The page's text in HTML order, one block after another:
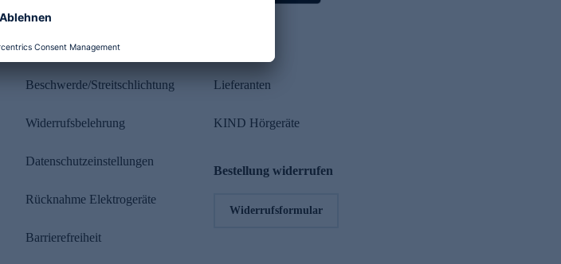
Rechtliches
Beschwerde/Streitschlichtung
Widerrufsbelehrung
Datenschutzeinstellungen
Rücknahme Elektrogeräte
Barrierefreiheit
Lieferanten
KIND Hörgeräte
Bestellung widerrufen
Widerrufsformular